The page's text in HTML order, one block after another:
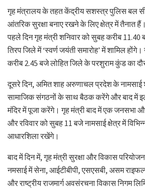
गृह मंत्रालय के तहत केंद्रीय सशस्त्र पुलिस बल
आंतरिक सुरक्षा बनाए रखने के लिए क्षेत्र में तैनात
पहले दिन गृह मंत्री शनिवार को सुबह करीब
तिरप जिले में ‘स्वर्ण जयंती समारोह’ में शामिल होंगे।
करीब 2.45 बजे लोहित जिले के परशुराम कुंड का
दूसरे दिन, अमित शाह अरुणाचल प्रदेश के
सामाजिक संगठनों के साथ बैठक करेंगे और बाद में
मंदिर में पूजा करेंगे। गृह मंत्री बाद में एक जनसभा
और रविवार को सुबह 11 बजे नामसाई क्षेत्र में
आधारशिला रखेंगे।
बाद में दिन में, गृह मंत्री सुरक्षा और विकास
नमसाई में सेना, आईटीबीपी, एसएसबी, असम
और राष्ट्रीय राजमार्ग अवसंरचना विकास निगम